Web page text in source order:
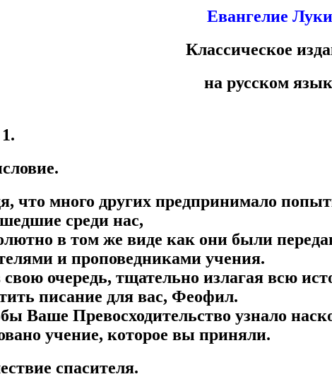
Евангелие
Классическое
на русском
что много других предпринимало
среди нас,
в том же виде как они были
и проповедниками учения.
свою очередь, тщательно излагая всю
писание для вас, Феофил.
Ваше Превосходительство узнало
учение, которое вы приняли.
спасителя.